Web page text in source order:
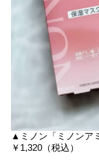
▲ミノン「ミノン
￥1,320（税込）